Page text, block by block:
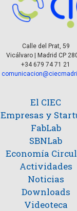
Calle del Prat, 59
Vicálvaro | Madrid CP
+34 679 74 71 21
El CIEC
Empresas y
FabLab
SBNLab
Economía
Actividades
Noticias
Downloads
Videoteca